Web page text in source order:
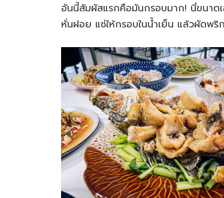
อันนี้สัมผัสแรกคือมันกรอบมาก! นี่ขนาด
หั่นฝอย แช่ให้กรอบในน้ำเย็น แล้วผัดพ